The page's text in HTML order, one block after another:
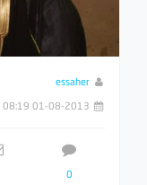
essaher
01-08-2013 08:19 صباحاً
0